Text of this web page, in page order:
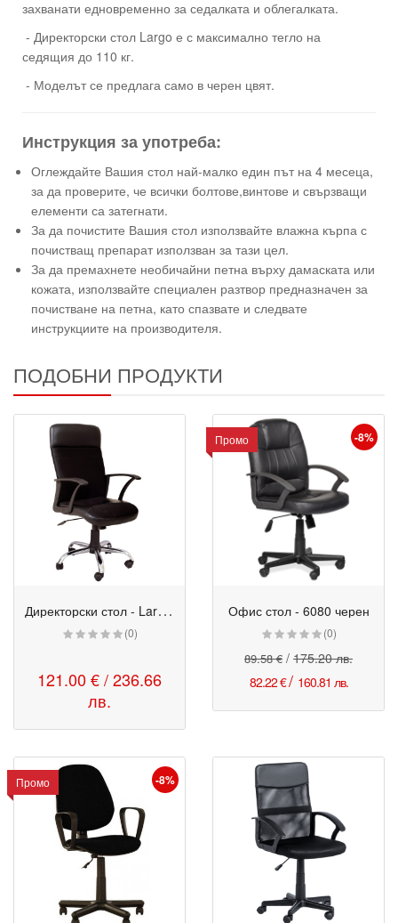
захванати едновременно за седалката и облегалката.
- Директорски стол Largo е с максимално тегло на
седящия до 110 кг.
- Моделът се предлага само в черен цвят.
Инструкция за употреба:
Оглеждайте Вашия стол най-малко един път на 4 месеца,
за да проверите, че всички болтове,винтове и свързващи
елементи са затегнати.
За да почистите Вашия стол използвайте влажна кърпа с
почистващ препарат използван за тази цел.
За да премахнете необичайни петна върху дамаската или
кожата, използвайте специален разтвор предназначен за
почистване на петна, като спазвате и следвате
инструкциите на производителя.
ПОДОБНИ ПРОДУКТИ
Д
иректорски стол - Largo Steel
(0)
121.00 € / 236.66
лв.
Промо
Промо
-8%
Офис стол - 6080 черен
(0)
89.58 € / 175.20 лв.
82.22 €/ 160.81 лв.
Промо -8%